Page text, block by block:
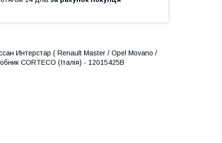
Интерстар ( Renault Master / Opel Movano /
CORTECO (Італія) - 12015425B